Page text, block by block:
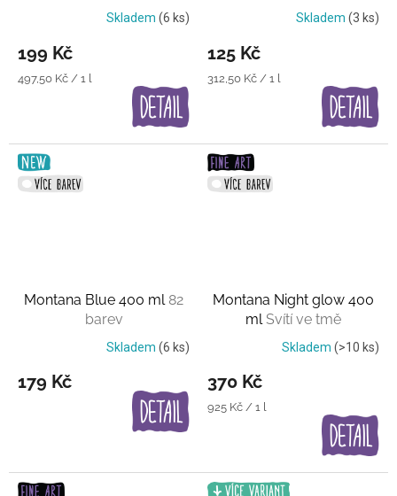
barevSkladem (6 ks)
199 Kč
Měrná
497,50 Kč / 1 l
průsvitná barva
Skladem (3 ks)
125 Kč
Měrná
312,50 Kč / 1 l
Montana Blue 400 ml 82
barev
Skladem (6 ks)
179 Kč
Montana Night glow 400
mlSvítí ve tmě
Skladem (>10 ks)
370 Kč
Měrná
925 Kč / 1 l